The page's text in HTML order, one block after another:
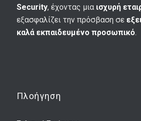
Security, έχοντας μια ισχυρή
εξασφαλίζει την πρόσβαση σε
καλά εκπαιδευμένο προσωπικό.
Πλοήγηση